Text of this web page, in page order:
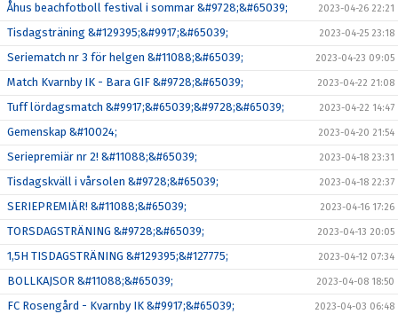
Åhus beachfotboll festival i sommar &#9728;&#65039; 2023-04-26 22:21
Tisdagsträning &#129395;&#9917;&#65039; 2023-04-25 23:18
Seriematch nr 3 för helgen &#11088;&#65039; 2023-04-23 09:05
Match Kvarnby IK - Bara GIF &#9728;&#65039; 2023-04-22 21:08
Tuff lördagsmatch &#9917;&#65039;&#9728;&#65039; 2023-04-22 14:47
Gemenskap &#10024; 2023-04-20 21:54
Seriepremiär nr 2! &#11088;&#65039; 2023-04-18 23:31
Tisdagskväll i vårsolen &#9728;&#65039; 2023-04-18 22:37
SERIEPREMIÄR! &#11088;&#65039; 2023-04-16 17:26
TORSDAGSTRÄNING &#9728;&#65039; 2023-04-13 20:05
1,5H TISDAGSTRÄNING &#129395;&#127775; 2023-04-12 07:34
BOLLKAJSOR &#11088;&#65039; 2023-04-08 18:50
FC Rosengård - Kvarnby IK &#9917;&#65039; 2023-04-03 06:48